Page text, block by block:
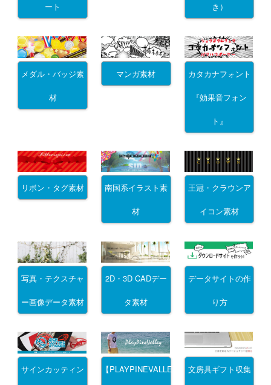
ート き）
メダル・バッジ素
材
マンガ素材 カタカナフォント
『効果音フォン
ト』
リボン・タグ素材 南国系イラスト素
材
王冠・クラウンア
イコン素材
写真・テクスチャ
ー画像データ素材
2D・3D CADデー
タ素材
データサイトの作
り方
サインカッティン 【PLAYPINEVALLEY】文房具ギフト収集